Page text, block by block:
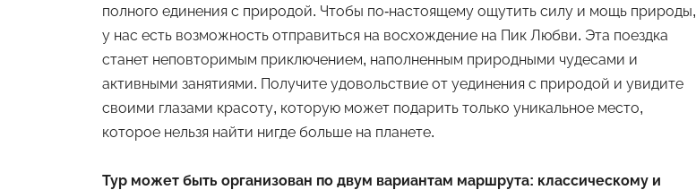
полного единения с природой. Чтобы по-настоящему ощутить силу и мощь природы,
у нас есть возможность отправиться на восхождение на Пик Любви. Эта поездка
станет неповторимым приключением, наполненным природными чудесами и
активными занятиями. Получите удовольствие от уединения с природой и увидите
своими глазами красоту, которую может подарить только уникальное место,
которое нельзя найти нигде больше на планете.
Тур может быть организован по двум вариантам маршрута: классическому и